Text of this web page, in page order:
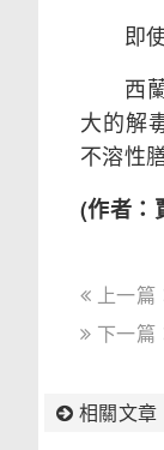
即使
西蘭
大的解
不溶性
(作者：
上一篇
下一篇
相關文章